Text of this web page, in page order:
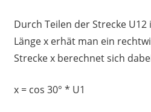
Durch Teilen der Strecke U12
Länge x erhät man ein
Strecke x berechnet sich
x = cos 30° * U1